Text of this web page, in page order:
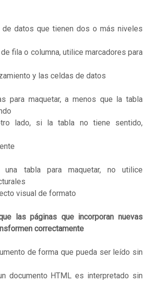
de datos que tienen dos o más niveles
fila o columna, utilice marcadores para
y las celdas de datos
para maquetar, a menos que la tabla
lado, si la tabla no tiene sentido,
tabla para maquetar, no utilice
visual de formato
las páginas que incorporan nuevas
correctamente
de forma que pueda ser leído sin
documento HTML es interpretado sin